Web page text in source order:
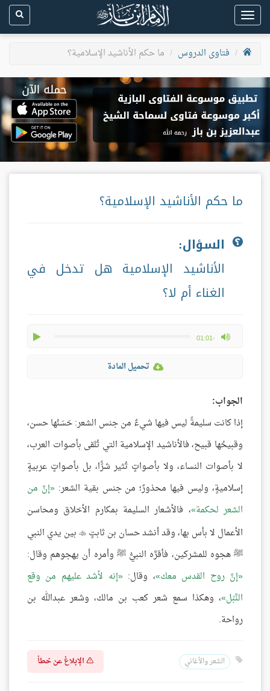
Toggle
navigation
فتاوى الدروس
ما حكم الأناشيد الإسلامية؟
ما حكم الأناشيد الإسلامية؟
السؤال:
الأناشيد الإسلامية هل تدخل في
الغناء أم لا؟
-01:01
max volume
تحميل المادة
الجواب:
إذا كانت سليمةً ليس فيها شيءٌ من جنس الشعر: حَسَنُها حسن،
وقبيحُها قبيح، فالأناشيد الإسلامية التي تُلقى بأصوات العرب،
لا بأصوات النساء، ولا بأصواتٍ تُثير شرًّا، بل بأصواتٍ عربيةٍ
إسلاميةٍ، وليس فيها محذورٌ؛ من جنس بقية الشعر: إنَّ من
الشعر لحكمة ، فالأشعار السليمة بمكارم الأخلاق ومحاسن
الأعمال لا بأس بها، وقد أنشد حسان بن ثابتٍ  بين يدي النبي
ﷺ هجوه للمشركين، فأقرَّه النبيُّ ﷺ وأمره أن يهجوهم وقال:
إنَّ روح القدس معك ، وقال: إنه لأشد عليهم من وقع
النَّبْل ، وهكذا سمع شعر كعب بن مالك، وشعر عبدالله بن
رواحة.
الشعر والأغاني الإبلاغ عن خطأ